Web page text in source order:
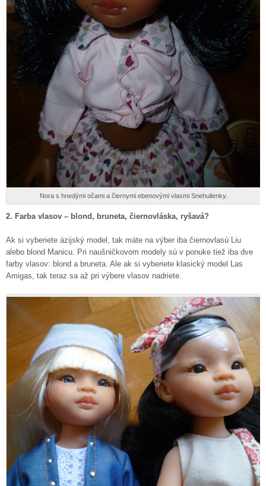
Nora s hnedými očami a čiernymi ebenovými vlasmi Snehulienky.
2. Farba vlasov – blond, bruneta, čiernovláska, ryšavá?
Ak si vyberiete ázijský model, tak máte na výber iba čiernovlasú Liu
alebo blond Manicu. Pri naušničkovom modely sú v ponuke tiež iba dve
farby vlasov: blond a bruneta. Ale ak si vyberiete klasický model Las
Amigas, tak teraz sa až pri výbere vlasov nadriete.